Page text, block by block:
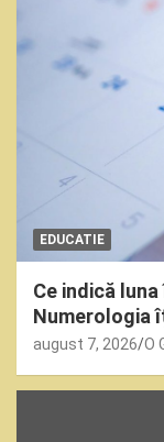
EDUCATIE
Ce indică
Numerologia
august 7, 2026 O